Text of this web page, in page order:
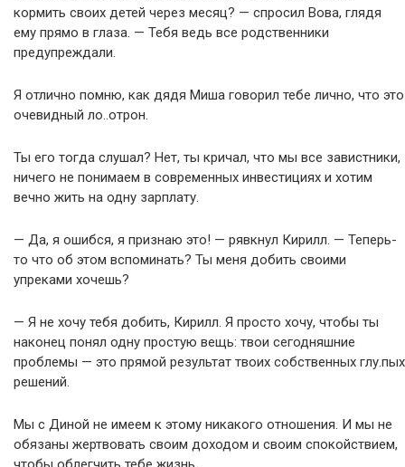
кормить своих детей через месяц? — спросил Вова, глядя
ему прямо в глаза. — Тебя ведь все родственники
предупреждали.
Я отлично помню, как дядя Миша говорил тебе лично, что это
очевидный ло..отрон.
Ты его тогда слушал? Нет, ты кричал, что мы все завистники,
ничего не понимаем в современных инвестициях и хотим
вечно жить на одну зарплату.
— Да, я ошибся, я признаю это! — рявкнул Кирилл. — Теперь-
то что об этом вспоминать? Ты меня добить своими
упреками хочешь?
— Я не хочу тебя добить, Кирилл. Я просто хочу, чтобы ты
наконец понял одну простую вещь: твои сегодняшние
проблемы — это прямой результат твоих собственных глу.пых
решений.
Мы с Диной не имеем к этому никакого отношения. И мы не
обязаны жертвовать своим доходом и своим спокойствием,